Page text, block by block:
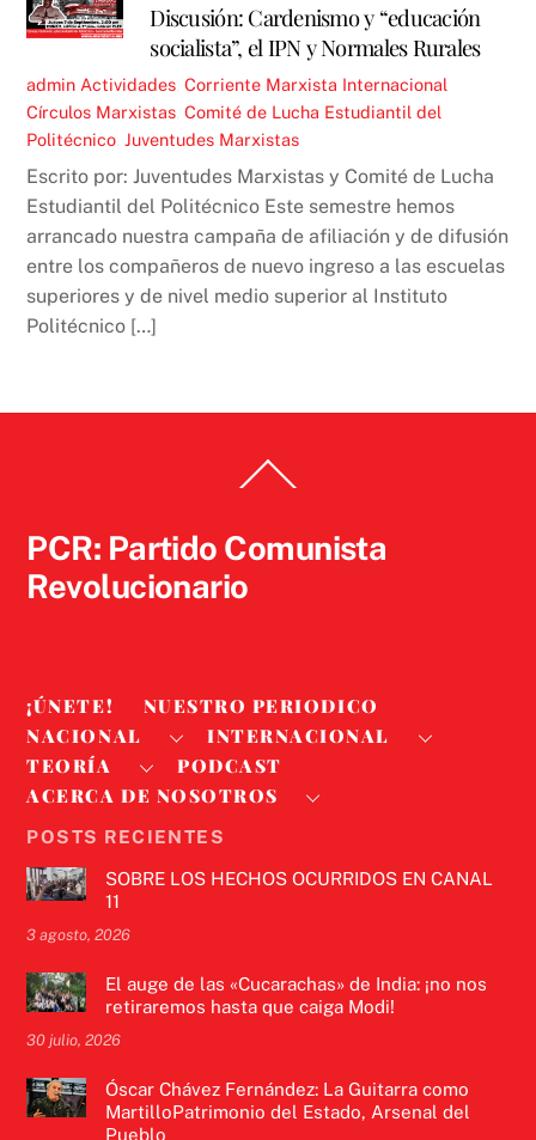
Discusión: Cardenismo y “educación
socialista”, el IPN y Normales Rurales
admin Actividades ,Corriente Marxista Internacional
Círculos Marxistas ,Comité de Lucha Estudiantil del
Politécnico ,Juventudes Marxistas
Escrito por: Juventudes Marxistas y Comité de Lucha
Estudiantil del Politécnico Este semestre hemos
arrancado nuestra campaña de afiliación y de difusión
entre los compañeros de nuevo ingreso a las escuelas
superiores y de nivel medio superior al Instituto
Politécnico […]
To
PCR: Partido Comunista
Revolucionario
¡ÚNETE!
NUESTRO PERIODICO
NACIONAL
INTERNACIONAL
TEORÍA
PODCAST
ACERCA DE NOSOTROS
POSTS RECIENTES
SOBRE LOS HECHOS OCURRIDOS EN CANAL
11
3 agosto, 2026
El auge de las «Cucarachas» de India: ¡no nos
retiraremos hasta que caiga Modi!
30 julio, 2026
Óscar Chávez Fernández: La Guitarra como
MartilloPatrimonio del Estado, Arsenal del
Pueblo